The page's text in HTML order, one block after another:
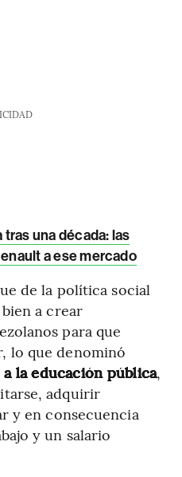
tras una década: las
a ese mercado
de la política social
a crear
para que
lo que denominó
la educación pública,
adquirir
y en consecuencia
y un salario